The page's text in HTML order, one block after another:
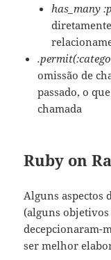
has_many
omissão de
passado, o
chamada
Ruby on
Alguns aspectos
(alguns
decepcionaram-
ser melhor